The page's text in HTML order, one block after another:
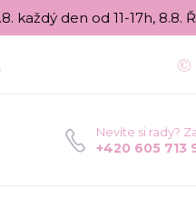
den od 11-17h, 8.8.
Nevíte si rady?
+420 605 713